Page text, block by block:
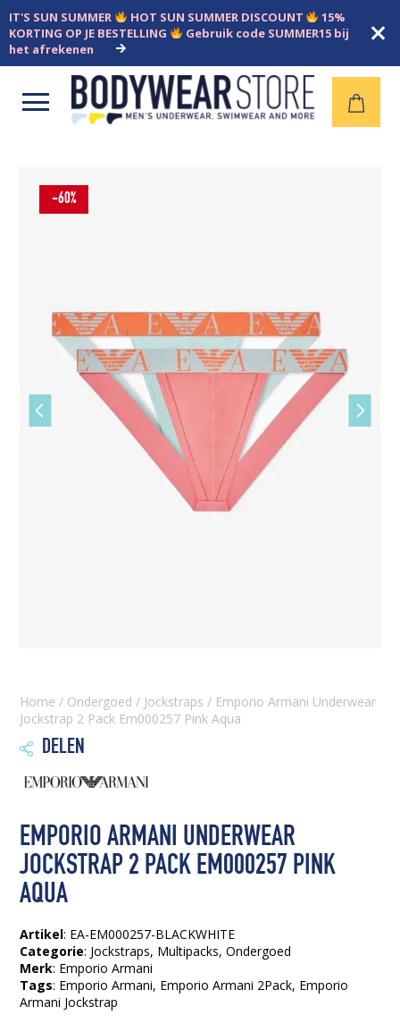
IT'S SUN SUMMER HOT SUN SUMMER DISCOUNT
15%
KORTING OP JE BESTELLING
Gebruik code SUMMER15 bij
het afrekenen
Open
-60%
Vorige
slide
slide
Home / Ondergoed / Jockstraps / Emporio Armani Underwear
Jockstrap 2 Pack Em000257 Pink Aqua
 DELEN
EMPORIO ARMANI UNDERWEAR
JOCKSTRAP 2 PACK EM000257 PINK
AQUA
Artikel: EA-EM000257-BLACKWHITE
Categorie: Jockstraps, Multipacks,Ondergoed
Merk: Emporio Armani
Tags: Emporio Armani, Emporio Armani 2Pack, Emporio
Armani Jockstrap